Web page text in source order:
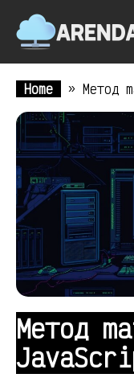
Home » Метод
Метод